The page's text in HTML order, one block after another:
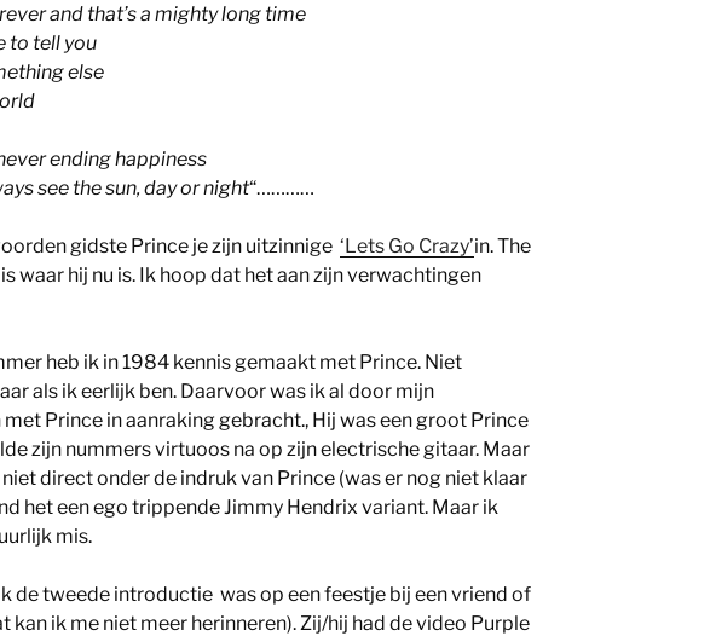
and that’s a mighty long time
to tell you
else
ending happiness
see the sun, day or night“…………
gidste Prince je zijn uitzinnige ‘Lets Go Crazy’in. The
waar hij nu is. Ik hoop dat het aan zijn verwachtingen
heb ik in 1984 kennis gemaakt met Prince. Niet
als ik eerlijk ben. Daarvoor was ik al door mijn
Prince in aanraking gebracht., Hij was een groot Prince
zijn nummers virtuoos na op zijn electrische gitaar. Maar
direct onder de indruk van Prince (was er nog niet klaar
het een ego trippende Jimmy Hendrix variant. Maar ik
mis.
de tweede introductie was op een feestje bij een vriend of
kan ik me niet meer herinneren). Zij/hij had de video Purple